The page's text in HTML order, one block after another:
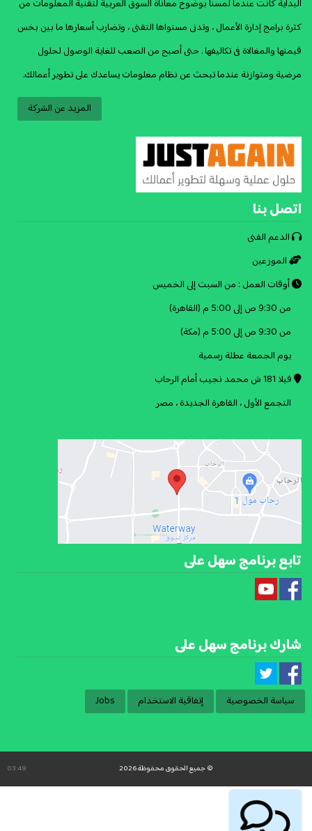
البداية كانت عندما لمسنا بوضوح معاناة السوق العربية لتقنية المعلومات من
كثرة برامج إدارة الأعمال ، وتدنى مستواها التقنى ، وتضارب أسعارها ما بين بخس
قيمتها والمغالاة فى تكاليفها . حتى أصبح من الصعب للغاية الوصول لحلول
مرضية ومتوازنة عندما تبحث عن نظام معلومات يساعدك على تطوير أعمالك.
المزيد عن الشركة
اتصل بنا
الدعم الفنى
الموزعين
أوقات العمل : من السبت إلى الخميس
من 9:30 ص إلى 5:00 م (القاهرة)
من 9:30 ص إلى 5:00 م (مكة)
يوم الجمعة عطلة رسمية
فيلا 181 ش محمد نجيب أمام الرحاب
التجمع الأول ، القاهرة الجديدة ، مصر
تابع برنامج سهل على
شارك برنامج سهل على
سياسة الخصوصية إتفاقية الاستخدام Jobs
© جميع الحقوق محفوظة 2026 03:49